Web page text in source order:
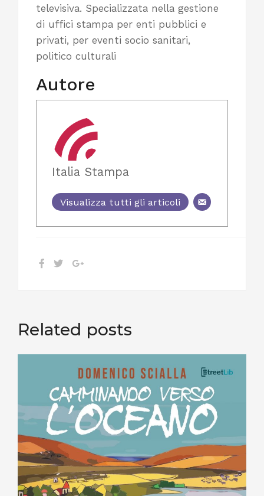
televisiva. Specializzata nella gestione
di uffici stampa per enti pubblici e
privati, per eventi socio sanitari,
politico culturali
Autore
Italia Stampa
Visualizza tutti gli articoli
Related posts